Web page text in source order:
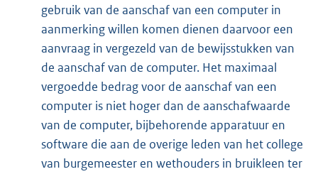
gebruik van de aanschaf van een computer in
aanmerking willen komen dienen daarvoor een
aanvraag in vergezeld van de bewijsstukken van
de aanschaf van de computer. Het maximaal
vergoedde bedrag voor de aanschaf van een
computer is niet hoger dan de aanschafwaarde
van de computer, bijbehorende apparatuur en
software die aan de overige leden van het college
van burgemeester en wethouders in bruikleen ter